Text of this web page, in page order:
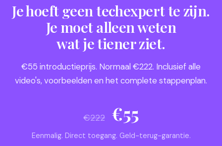
Je hoeft geen techexpert te zijn.
Je moet alleen weten
wat je tiener ziet.
€55 introductieprijs. Normaal €222. Inclusief alle
video's, voorbeelden en het complete stappenplan.
€222 €55
Eenmalig. Direct toegang. Geld-terug-garantie.